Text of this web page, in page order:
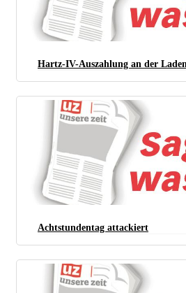
Hartz-IV-Auszahlung an der
Achtstundentag attackiert